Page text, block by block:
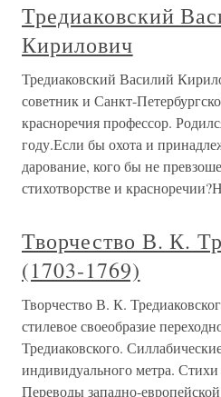
Тредиаковский
Кирилович
Тредиаковский Василий
советник и Санкт-
красноречия профессор.
году.Если бы охота и
дарование, кого бы не
стихотворстве и
Творчество В. К.
(1703-1769)
Творчество В. К.
стилевое своеобразие
Тредиаковского.
индивидуального метра.
Переводы западно-